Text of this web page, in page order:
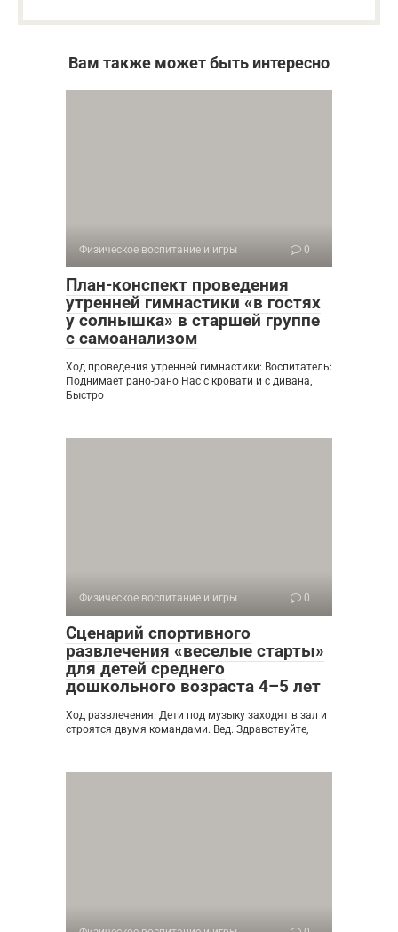
Вам также может быть интересно
Физическое воспитание и игры 0
План-конспект проведения
утренней гимнастики «в гостях
у солнышка» в старшей группе
с самоанализом
Ход проведения утренней гимнастики: Воспитатель:
Поднимает рано-рано Нас с кровати и с дивана,
Быстро
Физическое воспитание и игры 0
Сценарий спортивного
развлечения «веселые старты»
для детей среднего
дошкольного возраста 4–5 лет
Ход развлечения. Дети под музыку заходят в зал и
строятся двумя командами. Вед. Здравствуйте,